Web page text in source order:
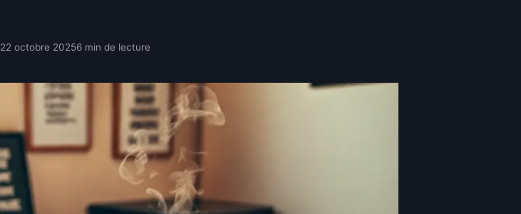
22 octobre 20256 min de lecture